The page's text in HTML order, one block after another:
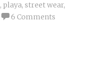
, playa, street wear,
6 Comments